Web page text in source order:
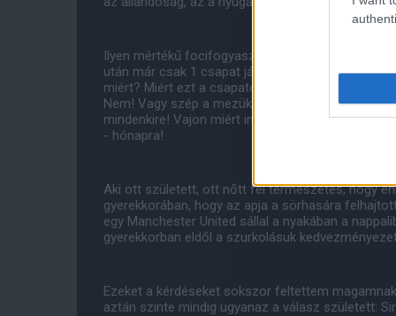
Ilyen mértékű focifogyasztás után törvényszerű
után már csak 1 csapat játéka érdekelt és ez a
miért? Miért ezt a csapatot zártam a szívembe?
Nem! Vagy szép a mezük? Hmmm...Vagy a
mindenkire! Vajon miért imádom
- hónapra!
Aki ott született, ott nőtt fel természetes, hogy
gyerekkorában, hogy az apja a sörhasára
egy Manchester United sállal a nyakában a
gyerekkorban eldől a szurkolásuk
Ezeket a kérdéseket sokszor feltettem
aztán szinte mindig ugyanaz a válasz született: